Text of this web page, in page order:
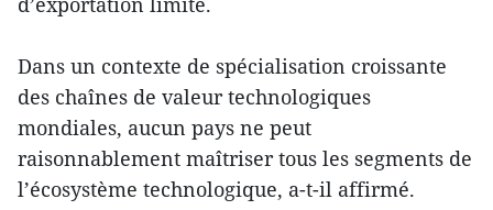
Dans un contexte de spécialisation croissante
des chaînes de valeur technologiques
mondiales, aucun pays ne peut
raisonnablement maîtriser tous les segments de
l’écosystème technologique, a-t-il affirmé.